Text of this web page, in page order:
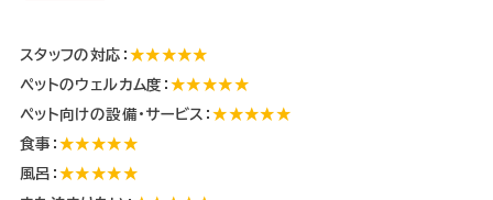
スタッフの対応： ★★★★★
ペットのウェルカム度：★★★★★
ペット向けの設備・サービス：★★★★★
食事：★★★★★
風呂：★★★★★